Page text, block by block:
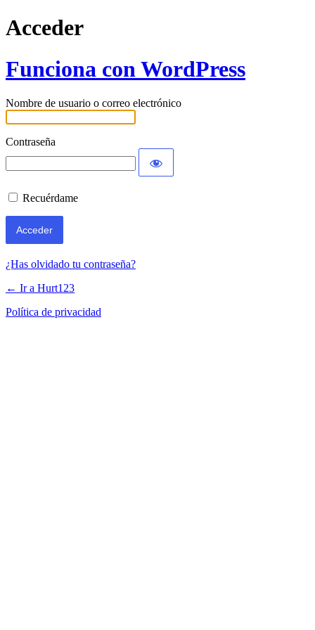
Acceder
Funciona con WordPress
Nombre de usuario o correo electrónico
Contraseña
Recuérdame
¿Has olvidado tu contraseña?
← Ir a Hurt123
Política de privacidad